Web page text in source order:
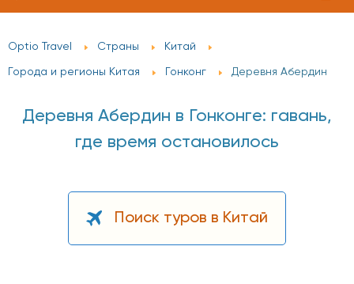
Optio Travel Страны Китай
Города и регионы Китая Гонконг Деревня Абердин
Деревня Абердин в Гонконге: гавань,
где время остановилось
Поиск туров в Китай